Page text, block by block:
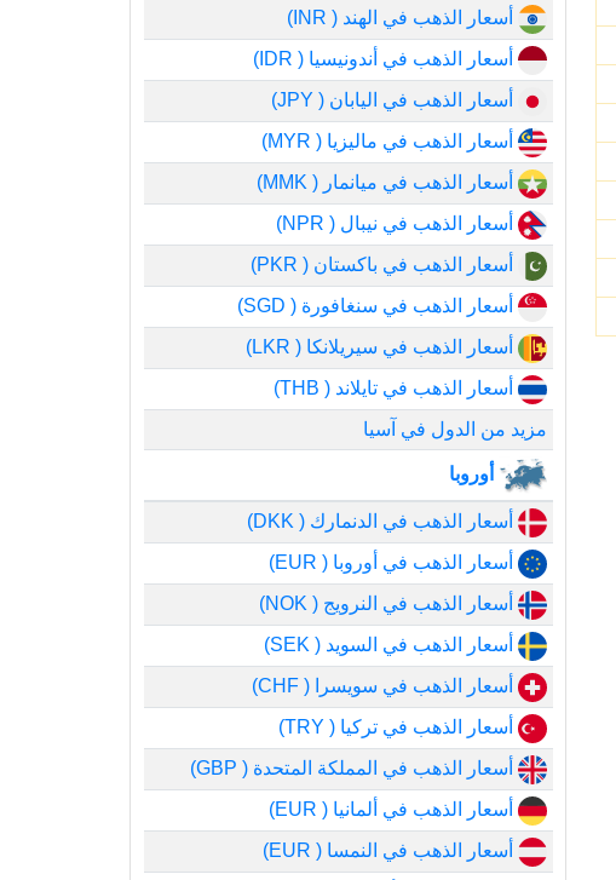
أسعار الذهب في الهند ( INR)
أسعار الذهب في أندونيسيا ( IDR)
أسعار الذهب في اليابان ( JPY)
أسعار الذهب في ماليزيا ( MYR)
أسعار الذهب في ميانمار ( MMK)
أسعار الذهب في نيبال ( NPR)
أسعار الذهب في باكستان ( PKR)
أسعار الذهب في سنغافورة ( SGD)
أسعار الذهب في سيريلانكا ( LKR)
أسعار الذهب في تايلاند ( THB)
مزيد من الدول في آسيا
أوروبا
أسعار الذهب في الدنمارك ( DKK)
أسعار الذهب في أوروبا ( EUR)
أسعار الذهب في النرويج ( NOK)
أسعار الذهب في السويد ( SEK)
أسعار الذهب في سويسرا ( CHF)
أسعار الذهب في تركيا ( TRY)
أسعار الذهب في المملكة المتحدة ( GBP)
أسعار الذهب في ألمانيا ( EUR)
أسعار الذهب في النمسا ( EUR)